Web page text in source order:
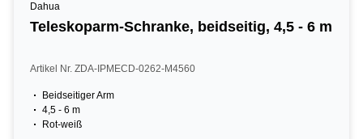
Dahua
Teleskoparm-Schranke, beidseitig, 4,5 - 6 m
Artikel Nr. ZDA-IPMECD-0262-M4560
Beidseitiger Arm
4,5 - 6 m
Rot-weiß